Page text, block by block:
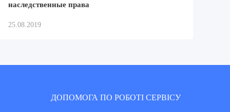
наследственные права
25.08.2019
ДОПОМОГА ПО РОБОТІ СЕРВІСУ